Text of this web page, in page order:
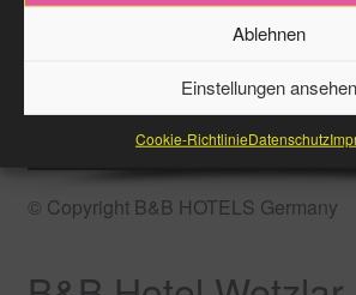
Ablehnen
Einstellungen ansehen
Cookie-RichtlinieDatenschutz
© Copyright B&B HOTELS Germany